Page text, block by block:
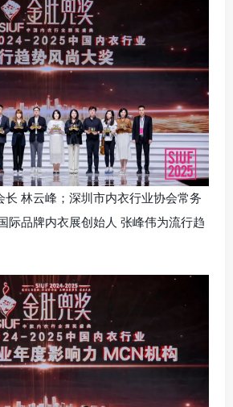
长 林云峰；深圳市内衣行业协会常务
际品牌内衣展创始人 张峰伟为流行趋